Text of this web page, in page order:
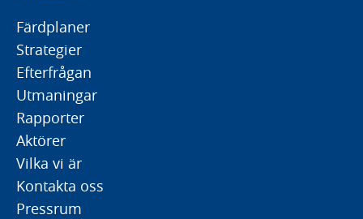
Färdplaner
Strategier
Efterfrågan
Utmaningar
Rapporter
Aktörer
Vilka vi är
Kontakta oss
Pressrum